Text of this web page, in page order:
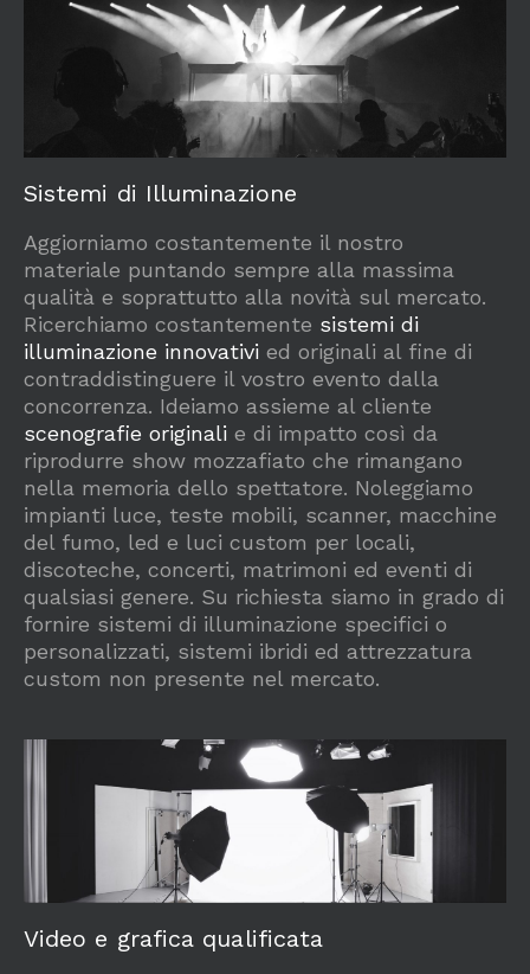
Sistemi di Illuminazione
Aggiorniamo costantemente il nostro
materiale puntando sempre alla massima
qualità e soprattutto alla novità sul mercato.
Ricerchiamo costantemente sistemi di
illuminazione innovativi ed originali al fine di
contraddistinguere il vostro evento dalla
concorrenza. Ideiamo assieme al cliente
scenografie originali e di impatto così da
riprodurre show mozzafiato che rimangano
nella memoria dello spettatore. Noleggiamo
impianti luce, teste mobili, scanner, macchine
del fumo, led e luci custom per locali,
discoteche, concerti, matrimoni ed eventi di
qualsiasi genere. Su richiesta siamo in grado di
fornire sistemi di illuminazione specifici o
personalizzati, sistemi ibridi ed attrezzatura
custom non presente nel mercato.
Video e grafica qualificata